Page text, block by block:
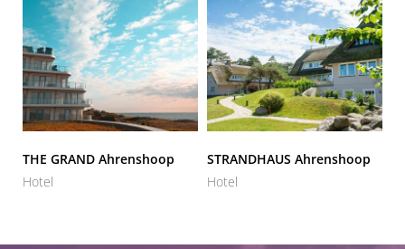
THE GRAND Ahrenshoop
Hotel
STRANDHAUS Ahrenshoop
Hotel